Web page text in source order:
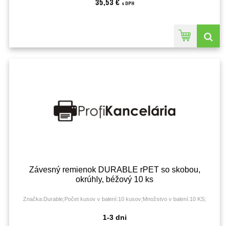
s DPH
Závesný remienok DURABLE rPET so skobou,
okrúhly, béžový 10 ks
Značka:Durable;Počet kusov v balení:10 kusov;Množstvo v balení:10 KS;
1-3 dni